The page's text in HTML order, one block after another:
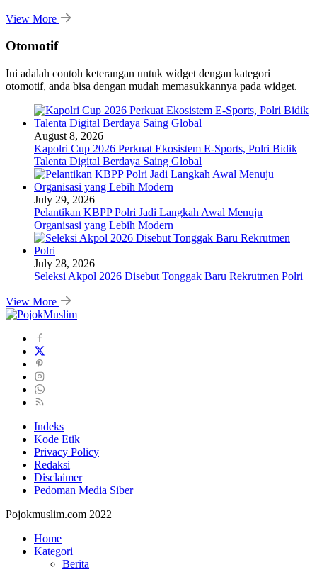
View More
Otomotif
Ini adalah contoh keterangan untuk widget dengan kategori
otomotif, anda bisa dengan mudah memasukkannya pada widget.
August 8, 2026
Kapolri Cup 2026 Perkuat Ekosistem E-Sports, Polri Bidik
Talenta Digital Berdaya Saing Global
July 29, 2026
Pelantikan KBPP Polri Jadi Langkah Awal Menuju
Organisasi yang Lebih Modern
July 28, 2026
Seleksi Akpol 2026 Disebut Tonggak Baru Rekrutmen Polri
View More
Indeks
Kode Etik
Privacy Policy
Redaksi
Disclaimer
Pedoman Media Siber
Pojokmuslim.com 2022
Home
Kategori
Berita